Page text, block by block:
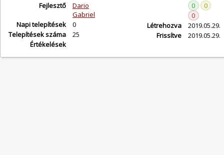
Fejlesztő
Dario
Gabriel
Napi telepítések
0
Telepítések száma
25
Értékelések
0
0
0
Létrehozva
2019.05.29.
Frissítve
2019.05.29.